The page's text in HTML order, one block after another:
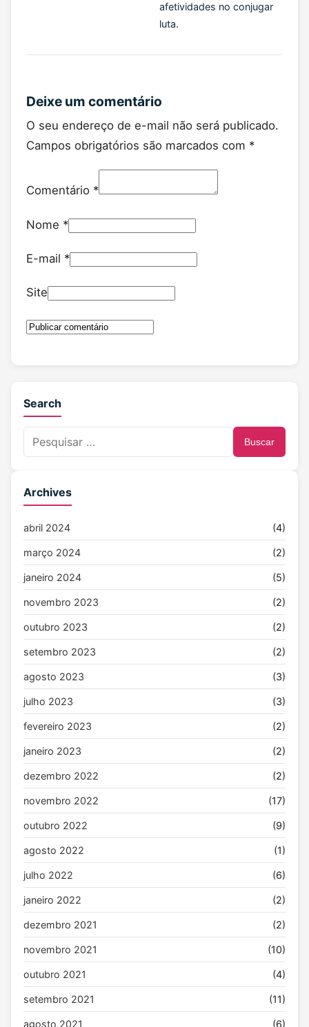
afetividades no conjugar
luta.
Deixe um comentário
O seu endereço de e-mail não será publicado.
Campos obrigatórios são marcados com *
Comentário *
Nome *
E-mail *
Site
Search
Buscar
Archives
abril 2024 (4)
março 2024 (2)
janeiro 2024 (5)
novembro 2023 (2)
outubro 2023 (2)
setembro 2023 (2)
agosto 2023 (3)
julho 2023 (3)
fevereiro 2023 (2)
janeiro 2023 (2)
dezembro 2022 (2)
novembro 2022 (17)
outubro 2022 (9)
agosto 2022 (1)
julho 2022 (6)
janeiro 2022 (2)
dezembro 2021 (2)
novembro 2021 (10)
outubro 2021 (4)
setembro 2021 (11)
agosto 2021 (6)